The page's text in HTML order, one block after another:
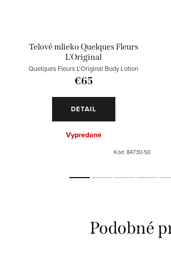
Telové mlieko Quelques Fleurs
L'Original
Quelques Fleurs L'Original Body Lotion
€65
DETAIL
Vypredané
Kód: 84730-50